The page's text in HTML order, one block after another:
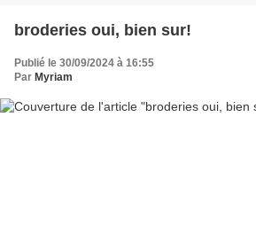
broderies oui, bien sur!
Publié le 30/09/2024 à 16:55
Par Myriam